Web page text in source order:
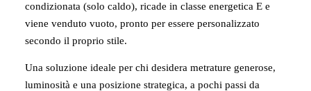
condizionata (solo caldo), ricade in classe energetica E e
viene venduto vuoto, pronto per essere personalizzato
secondo il proprio stile.
Una soluzione ideale per chi desidera metrature generose,
luminosità e una posizione strategica, a pochi passi da